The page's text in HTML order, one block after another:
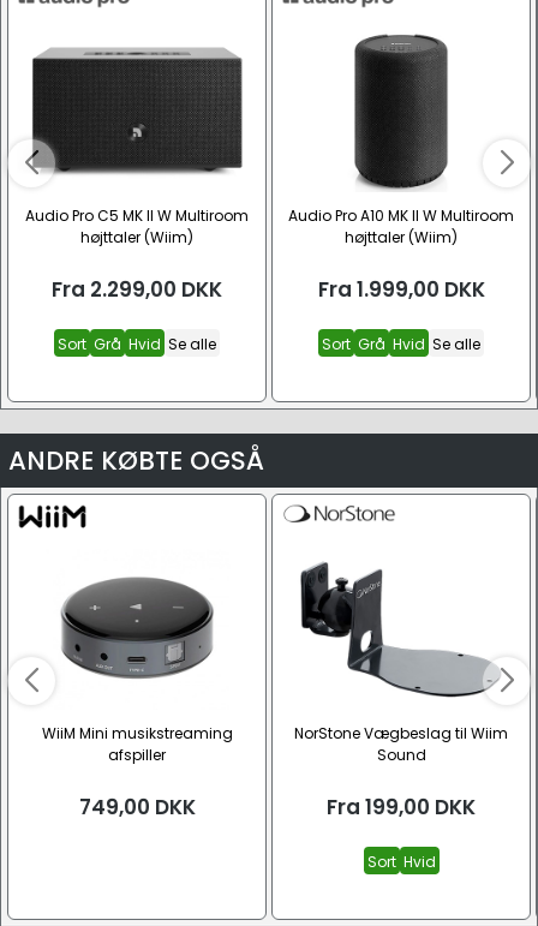
Audio Pro C5 MK II W Multiroom
højttaler (Wiim)
Fra 2.299,00 DKK
Sort Grå Hvid Se alle
Audio Pro A10 MK II W Multiroom
højttaler (Wiim)
Fra 1.999,00 DKK
Sort Grå Hvid Se alle
ANDRE KØBTE OGSÅ
WiiM Mini musikstreaming
afspiller
749,00 DKK
NorStone Vægbeslag til Wiim
Sound
Fra 199,00 DKK
Sort Hvid